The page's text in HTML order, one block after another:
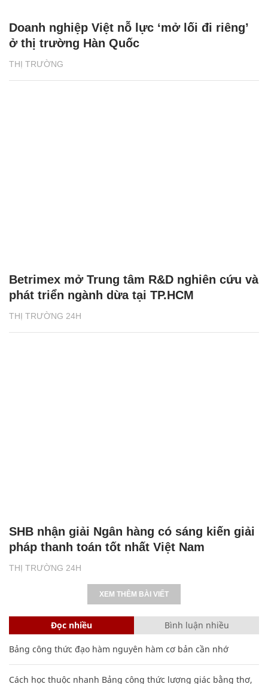
THỊ TRƯỜNG
Doanh nghiệp Việt nỗ lực ‘mở lối đi riêng’
ở thị trường Hàn Quốc
THỊ TRƯỜNG 24H
Betrimex mở Trung tâm R&D nghiên cứu và
phát triển ngành dừa tại TP.HCM
THỊ TRƯỜNG 24H
SHB nhận giải Ngân hàng có sáng kiến giải
pháp thanh toán tốt nhất Việt Nam
XEM THÊM BÀI VIẾT
Đọc nhiều Bình luận nhiều
Bảng công thức đạo hàm nguyên hàm cơ bản cần nhớ
Cách học thuộc nhanh Bảng công thức lượng giác bằng thơ,